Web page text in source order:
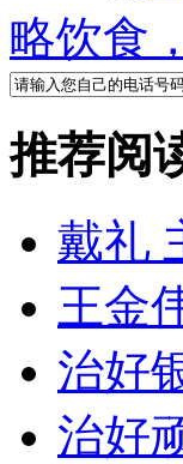
略饮食
推荐阅
戴礼
王金
治好
治好